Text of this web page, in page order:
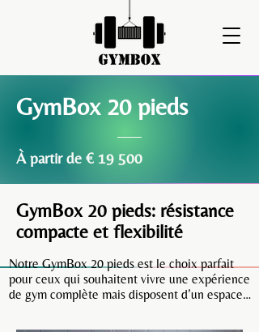
GymBox 20 pieds
À partir de € 19 500
GymBox 20 pieds: résistance
compacte et flexibilité
Notre GymBox 20 pieds est le choix parfait
pour ceux qui souhaitent vivre une expérience
de gym complète mais disposent d’un espace